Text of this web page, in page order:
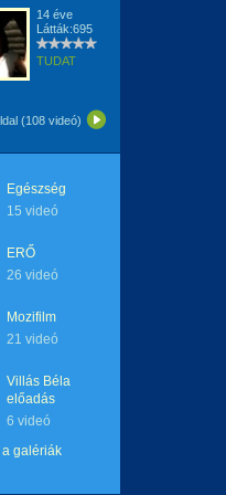
14 éve
Látták:695
TUDAT
(108 videó)
Egészség
15 videó
ERŐ
26 videó
Mozifilm
21 videó
Villás Béla
előadás
6 videó
a galériák